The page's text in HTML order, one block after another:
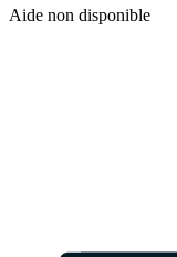
Aide non disponible